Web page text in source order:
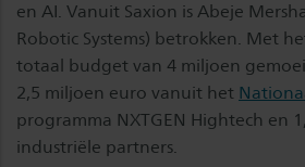
en AI. Vanuit Saxion is Abeje
Robotic Systems) betrokken. Met
totaal budget van 4 miljoen
2,5 miljoen euro vanuit het
programma NXTGEN Hightech en
industriële partners.